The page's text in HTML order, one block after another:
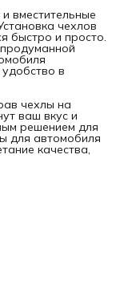
вместительные
чехлов
быстро и просто.
в
чехлы на
ваш вкус и
решением для
для автомобиля
качества,